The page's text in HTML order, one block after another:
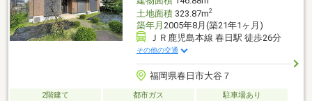
土地面積323.87m2
築年月 2005年8月(築21年1ヶ月)
ＪＲ鹿児島本線 春日駅 徒歩26分
その他の交通
福岡県春日市大谷７
2階建て 都市ガス
駐車場あり